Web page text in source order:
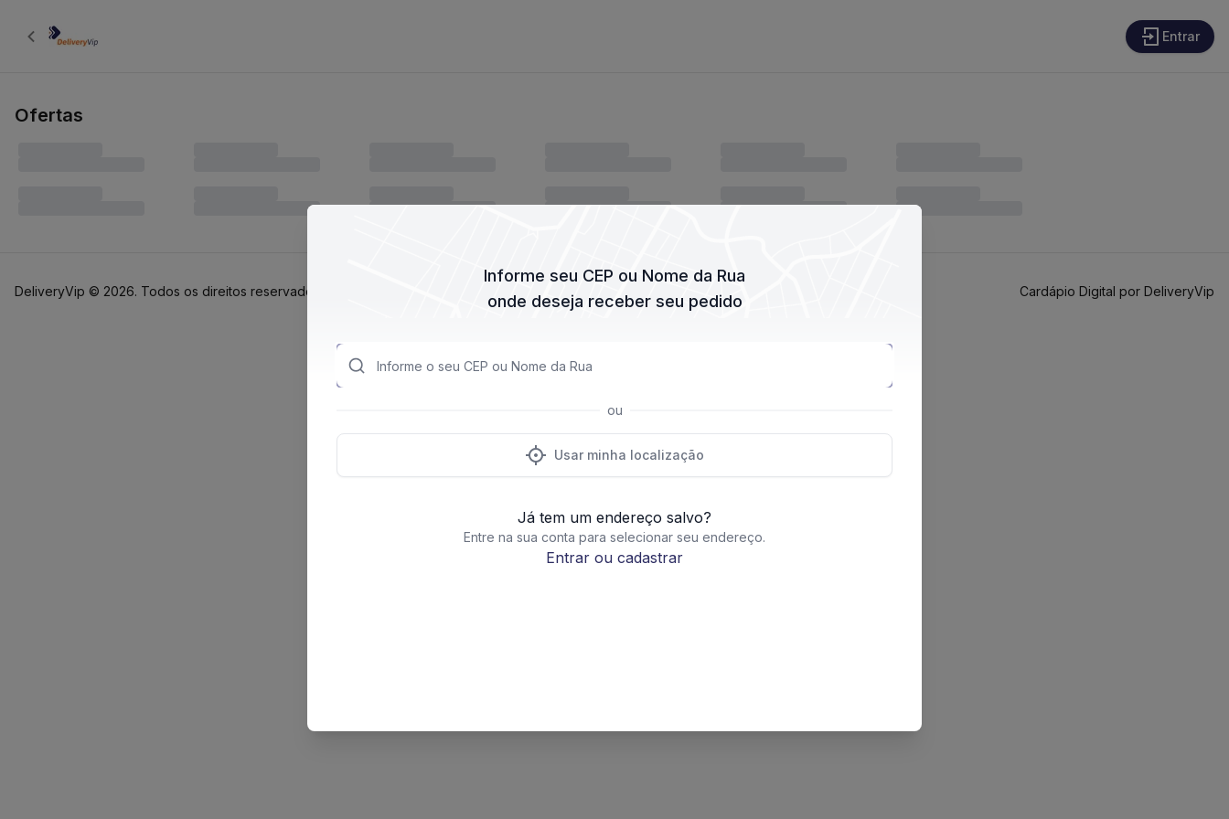
Return
Entrar
Ofertas
DeliveryVip © 2026. Todos os direitos reservados. Cardápio Digital por DeliveryVip
Informe seu CEP ou Nome da Rua
onde deseja receber seu pedido
ou
Usar minha localização
Já tem um endereço salvo?
Entre na sua conta para selecionar seu endereço.
Entrar ou cadastrar